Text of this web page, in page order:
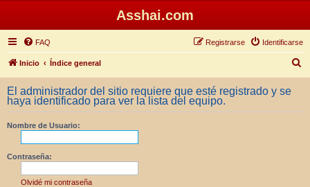
Asshai.com
FAQ Identificarse
Registrarse
Inicio Índice general
u
c
El administrador del sitio requiere que esté registrado y se
haya identificado para ver la lista del equipo.
Nombre de Usuario:
Contraseña:
Olvidé mi contraseña